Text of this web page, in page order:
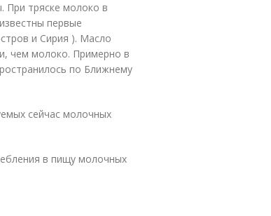
При тряске молоко в
первые
и Сирия ). Масло
чем молоко. Примерно в
по Ближнему
сейчас молочных
в пищу молочных